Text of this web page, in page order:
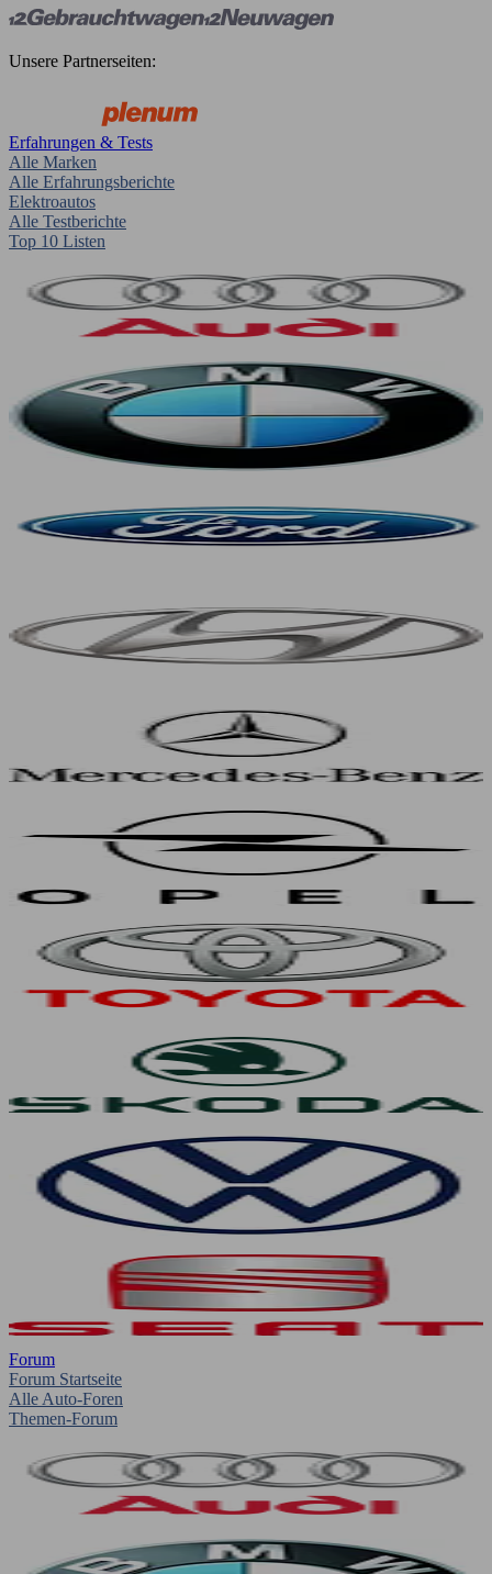
Unsere Partnerseiten:
Erfahrungen & Tests
Alle Marken
Alle Erfahrungsberichte
Elektroautos
Alle Testberichte
Top 10 Listen
Forum
Forum Startseite
Alle Auto-Foren
Themen-Forum